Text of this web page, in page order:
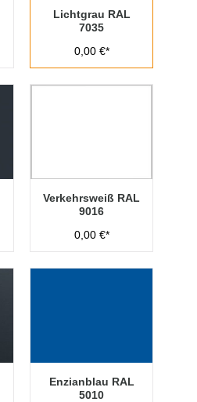
Lichtgrau RAL
7035
0,00 €*
Verkehrsweiß RAL
9016
0,00 €*
Enzianblau RAL
5010